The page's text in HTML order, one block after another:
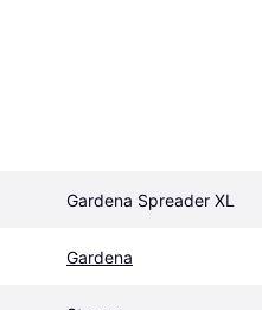
Gardena Spreader XL
Gardena